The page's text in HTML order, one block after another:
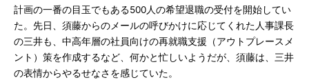
計画の一番の目玉でもある500人の希望退職の受付を開始してい
た。先日、須藤からのメールの呼びかけに応じてくれた人事課長
の三井も、中高年層の社員向けの再就職支援（アウトプレースメ
ント）策を作成するなど、何かと忙しいようだが、須藤は、三井
の表情からやるせなさを感じていた。